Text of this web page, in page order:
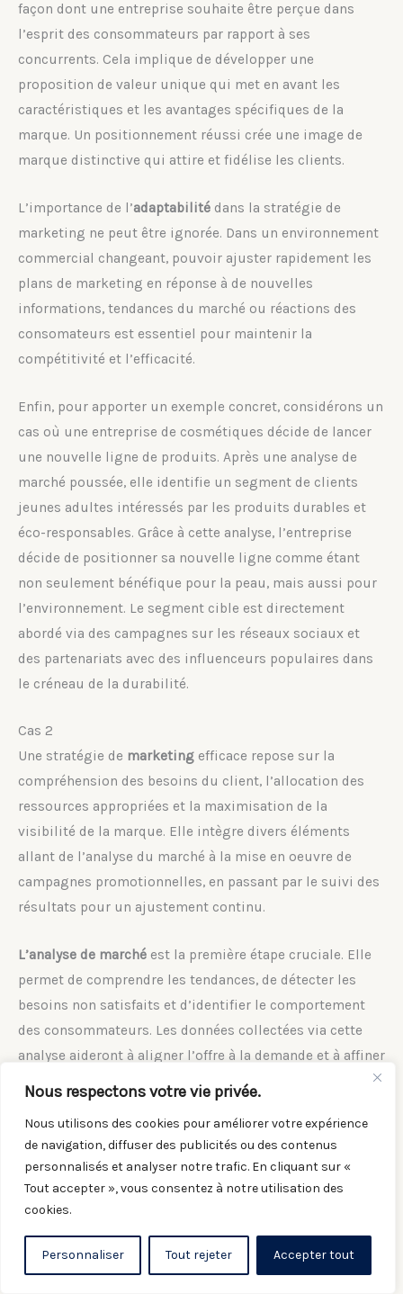
Nous respectons votre vie privée.
Nous utilisons des cookies pour améliorer votre expérience
de navigation, diffuser des publicités ou des contenus
personnalisés et analyser notre trafic. En cliquant sur «
Tout accepter », vous consentez à notre utilisation des
cookies.
Personnaliser Tout rejeter Accepter tout
façon dont une entreprise souhaite être perçue dans
l’esprit des consommateurs par rapport à ses
concurrents. Cela implique de développer une
proposition de valeur unique qui met en avant les
caractéristiques et les avantages spécifiques de la
marque. Un positionnement réussi crée une image de
marque distinctive qui attire et fidélise les clients.
L’importance de l’adaptabilité dans la stratégie de
marketing ne peut être ignorée. Dans un environnement
commercial changeant, pouvoir ajuster rapidement les
plans de marketing en réponse à de nouvelles
informations, tendances du marché ou réactions des
consomateurs est essentiel pour maintenir la
compétitivité et l’efficacité.
Enfin, pour apporter un exemple concret, considérons un
cas où une entreprise de cosmétiques décide de lancer
une nouvelle ligne de produits. Après une analyse de
marché poussée, elle identifie un segment de clients
jeunes adultes intéressés par les produits durables et
éco-responsables. Grâce à cette analyse, l’entreprise
décide de positionner sa nouvelle ligne comme étant
non seulement bénéfique pour la peau, mais aussi pour
l’environnement. Le segment cible est directement
abordé via des campagnes sur les réseaux sociaux et
des partenariats avec des influenceurs populaires dans
le créneau de la durabilité.
Cas 2
Une stratégie de marketing efficace repose sur la
compréhension des besoins du client, l’allocation des
ressources appropriées et la maximisation de la
visibilité de la marque. Elle intègre divers éléments
allant de l’analyse du marché à la mise en oeuvre de
campagnes promotionnelles, en passant par le suivi des
résultats pour un ajustement continu.
L’analyse de marché est la première étape cruciale. Elle
permet de comprendre les tendances, de détecter les
besoins non satisfaits et d’identifier le comportement
des consommateurs. Les données collectées via cette
analyse aideront à aligner l’offre à la demande et à affiner
le positionnement du produit ou service.
Segmentation du marché et ciblage sont également
essentiels. Définir des segments de marché permet à
l’entreprise de personnaliser son approche et d’adresser
des messages publicitaires spécifiques qui résonnent
Par la suite,le choix des canaux de distributionjoue un